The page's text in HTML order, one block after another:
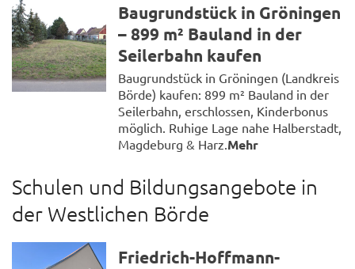
Baugrundstück in Gröningen
– 899 m² Bauland in der
Seilerbahn kaufen
Baugrundstück in Gröningen (Landkreis
Börde) kaufen: 899 m² Bauland in der
Seilerbahn, erschlossen, Kinderbonus
möglich. Ruhige Lage nahe Halberstadt,
Magdeburg & Harz. Mehr
Schulen und Bildungsangebote in
der Westlichen Börde
Friedrich-Hoffmann-